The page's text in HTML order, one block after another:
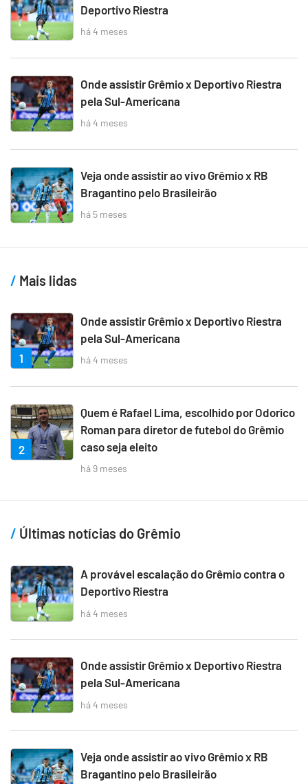
Deportivo Riestra
há 4 meses
Onde assistir Grêmio x Deportivo Riestra
pela Sul-Americana
há 4 meses
Veja onde assistir ao vivo Grêmio x RB
Bragantino pelo Brasileirão
há 5 meses
Mais lidas
1
Onde assistir Grêmio x Deportivo Riestra
pela Sul-Americana
há 4 meses
2
Quem é Rafael Lima, escolhido por Odorico
Roman para diretor de futebol do Grêmio
caso seja eleito
há 9 meses
Últimas notícias do Grêmio
A provável escalação do Grêmio contra o
Deportivo Riestra
há 4 meses
Onde assistir Grêmio x Deportivo Riestra
pela Sul-Americana
há 4 meses
Veja onde assistir ao vivo Grêmio x RB
Bragantino pelo Brasileirão